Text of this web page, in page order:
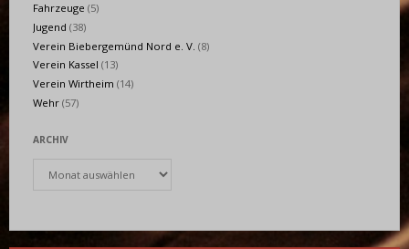
Fahrzeuge (5)
Jugend (38)
Verein Biebergemünd Nord e. V. (8)
Verein Kassel (13)
Verein Wirtheim (14)
Wehr (57)
ARCHIV